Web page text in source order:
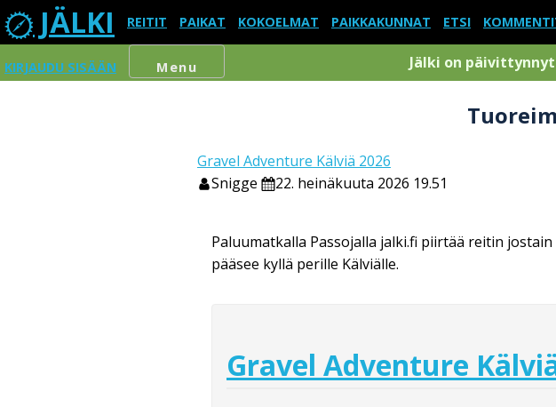
JÄLKI REITIT PAIKAT KOKOELMAT PAIKKAKUNNAT ETSI
KIRJAUDU SISÄÄN Menu Jälki on päivittynnyt
Gravel Adventure Kälviä 2026
Snigge
22. heinäkuuta 2026 19.51
Paluumatkalla Passojalla jalki.fi piirtää reitin
pääsee kyllä perille Kälviälle.
Gravel Adventure